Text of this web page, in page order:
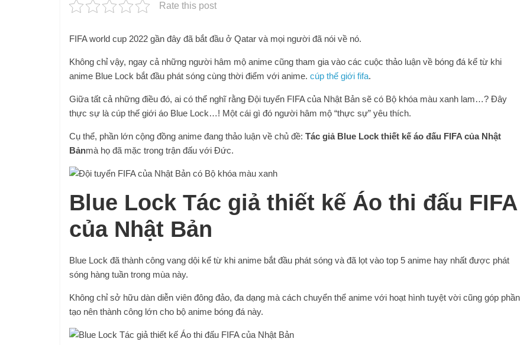
Rate this post
FIFA world cup 2022 gần đây đã bắt đầu ở Qatar và mọi người đã nói về nó.
Không chỉ vậy, ngay cả những người hâm mộ anime cũng tham gia vào các cuộc thảo luận về bóng đá kể từ khi
anime Blue Lock bắt đầu phát sóng cùng thời điểm với anime. cúp thế giới fifa.
Giữa tất cả những điều đó, ai có thể nghĩ rằng Đội tuyển FIFA của Nhật Bản sẽ có Bộ khóa màu xanh lam…? Đây
thực sự là cúp thế giới áo Blue Lock…! Một cái gì đó người hâm mộ “thực sự” yêu thích.
Cụ thể, phần lớn cộng đồng anime đang thảo luận về chủ đề: Tác giả Blue Lock thiết kế áo đấu FIFA của Nhật
Bảnmà họ đã mặc trong trận đấu với Đức.
Blue Lock Tác giả thiết kế Áo thi đấu FIFA
của Nhật Bản
Blue Lock đã thành công vang dội kể từ khi anime bắt đầu phát sóng và đã lọt vào top 5 anime hay nhất được phát
sóng hàng tuần trong mùa này.
Không chỉ sở hữu dàn diễn viên đông đảo, đa dạng mà cách chuyển thể anime với hoạt hình tuyệt vời cũng góp phần
tạo nên thành công lớn cho bộ anime bóng đá này.